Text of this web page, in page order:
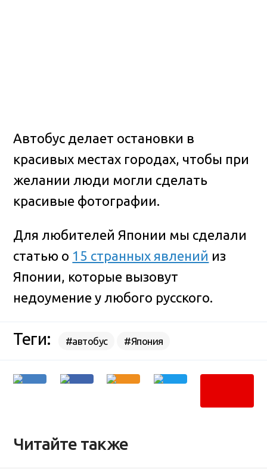
Автобус делает остановки в
красивых местах городах, чтобы при
желании люди могли сделать
красивые фотографии.
Для любителей Японии мы сделали
статью о 15 странных явлений из
Японии, которые вызовут
недоумение у любого русского.
Теги: #автобус #Япония
Читайте также